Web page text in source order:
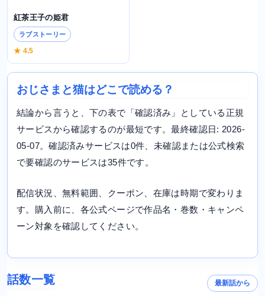
紅茶王子の姫君
ラブストーリー
★ 4.5
おじさまと猫はどこで読める？
結論から言うと、下の表で「確認済み」としている正規
サービスから確認するのが最短です。最終確認日: 2026-
05-07。確認済みサービスは0件、未確認または公式検索
で要確認のサービスは35件です。
配信状況、無料範囲、クーポン、在庫は時期で変わりま
す。購入前に、各公式ページで作品名・巻数・キャンペ
ーン対象を確認してください。
話数一覧 最新話から